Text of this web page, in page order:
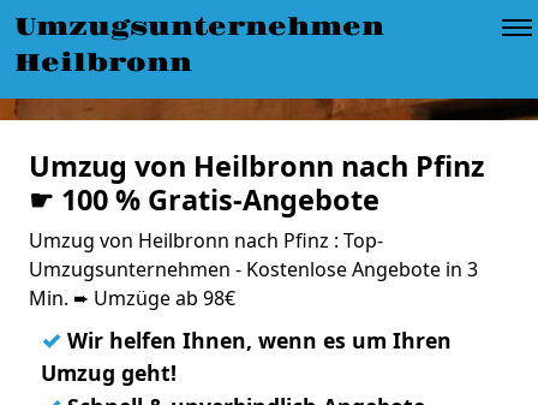
Umzugsunternehmen
Heilbronn
Umzug von Heilbronn nach Pfinz
☛ 100 % Gratis-Angebote
Umzug von Heilbronn nach Pfinz : Top-
Umzugsunternehmen - Kostenlose Angebote in 3
Min. ➨ Umzüge ab 98€
✓ Wir helfen Ihnen, wenn es um Ihren
Umzug geht!